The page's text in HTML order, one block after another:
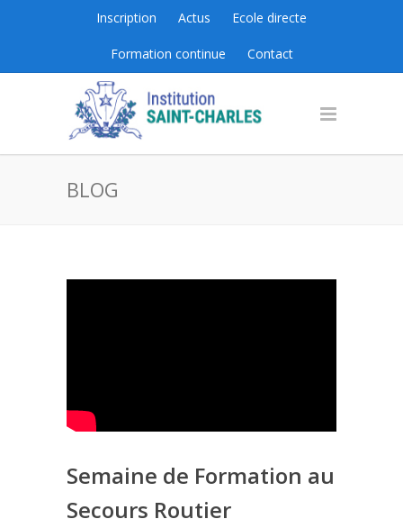
Inscription Actus Ecole directe
Formation continue Contact
BLOG
Semaine de Formation au
Secours Routier